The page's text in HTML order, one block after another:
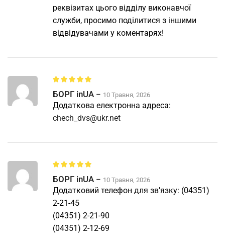
реквізитах цього відділу виконавчої
служби, просимо поділитися з іншими
відвідувачами у коментарях!
БОРГ inUA – 10 Травня, 2026
Додаткова електронна адреса:
chech_dvs@ukr.net
БОРГ inUA – 10 Травня, 2026
Додатковий телефон для зв’язку: (04351)
2-21-45
(04351) 2-21-90
(04351) 2-12-69